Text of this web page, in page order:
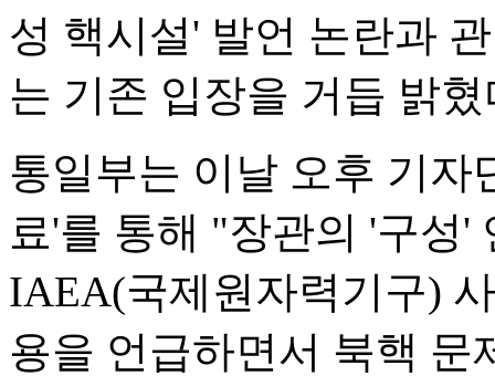
성 핵시설' 발언 논란과
는 기존 입장을 거듭 밝혔
통일부는 이날 오후 기자
료'를 통해 "장관의 '구성'
IAEA(국제원자력기구)
용을 언급하면서 북핵 문